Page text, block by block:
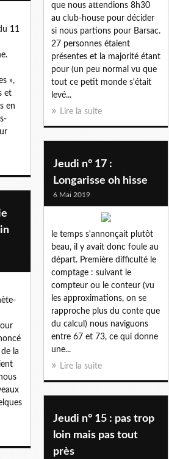
que nous attendions 8h30
au club-house pour décider
si nous partions pour Barsac.
27 personnes étaient
présentes et la majorité étant
pour (un peu normal vu que
tout ce petit monde s'était
levé...
Lire la suite
11
»,
et
en
Jeudi n° 17 :
Longarisse oh hisse
6 Mai 2019
le temps s'annonçait plutôt
beau, il y avait donc foule au
départ. Première difficulté le
comptage : suivant le
compteur ou le conteur (vu
les approximations, on se
rapproche plus du conte que
du calcul) nous naviguons
entre 67 et 73, ce qui donne
une...
Lire la suite
la
Jeudi n° 15 : pas trop
loin mais pas tout
près